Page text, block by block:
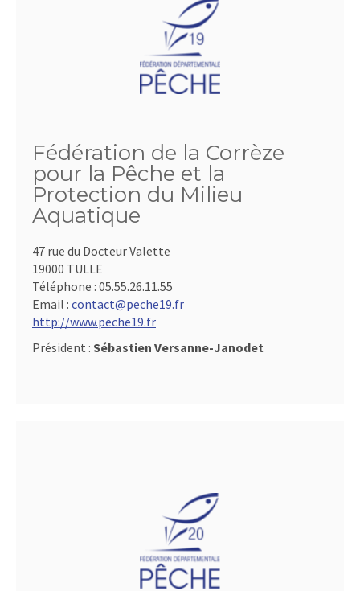
Fédération de la Corrèze
pour la Pêche et la
Protection du Milieu
Aquatique
47 rue du Docteur Valette
19000 TULLE
Téléphone : 05.55.26.11.55
Email : contact@peche19.fr
http://www.peche19.fr
Président : Sébastien Versanne-Janodet